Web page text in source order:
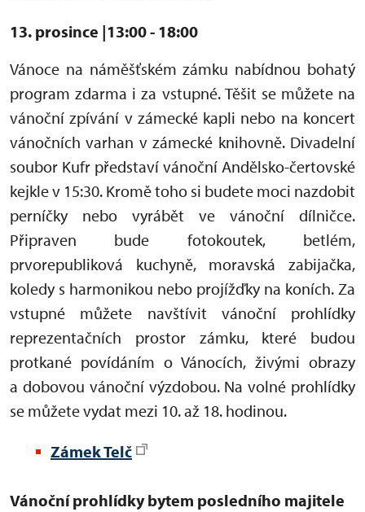
13. prosince |13:00 - 18:00
Vánoce na náměšťském zámku nabídnou bohatý
program zdarma i za vstupné. Těšit se můžete na
vánoční zpívání v zámecké kapli nebo na koncert
vánočních varhan v zámecké knihovně. Divadelní
soubor Kufr představí vánoční Andělsko-čertovské
kejkle v 15:30. Kromě toho si budete moci nazdobit
perníčky nebo vyrábět ve vánoční dílničce.
Připraven bude fotokoutek, betlém,
prvorepubliková kuchyně, moravská zabijačka,
koledy s harmonikou nebo projížďky na koních. Za
vstupné můžete navštívit vánoční prohlídky
reprezentačních prostor zámku, které budou
protkané povídáním o Vánocích, živými obrazy
a dobovou vánoční výzdobou. Na volné prohlídky
se můžete vydat mezi 10. až 18. hodinou.
Zámek Telč
Vánoční prohlídky bytem posledního majitele